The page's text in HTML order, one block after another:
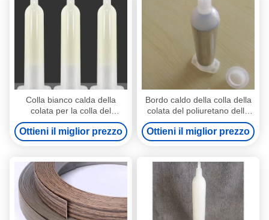
Colla bianco calda della
colata per la colla del
connettore elettrico di
elettronica
Ottieni il miglior prezzo
Bordo caldo della colla della
colata del poliuretano della
macchina fotografica di
Smartphone che lega colla
adesiva elettronica
Ottieni il miglior prezzo